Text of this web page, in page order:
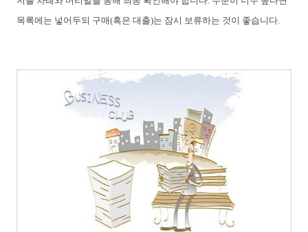
목록에는 넣어두되 구매(혹은 대출)는 잠시 보류하는 것이 좋습니다.